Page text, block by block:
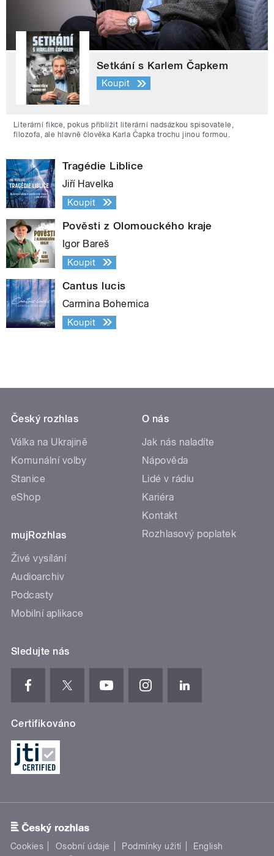
Setkání s Karlem Čapkem
Koupit
Literární fikce, pokus přiblížit literární nadsázkou spisovatele,
filozofa, ale hlavně člověka Karla Čapka trochu jinou formou.
Tragédie Liblice
Jiří Havelka
Koupit
Pověsti z Olomouckého kraje
Igor Bareš
Koupit
Cantus lucis
Carmina Bohemica
Koupit
Český rozhlas
Válka na Ukrajině
Komunální volby
Stanice
eShop
mujRozhlas
Živé vysílání
Audioarchiv
Podcasty
Mobilní aplikace
O nás
Jak nás naladíte
Nápověda
Lidé v rádiu
Kariéra
Kontakt
Rozhlasový poplatek
Sledujte nás
Certifikováno
Cookies Osobní údaje Podmínky užití
English